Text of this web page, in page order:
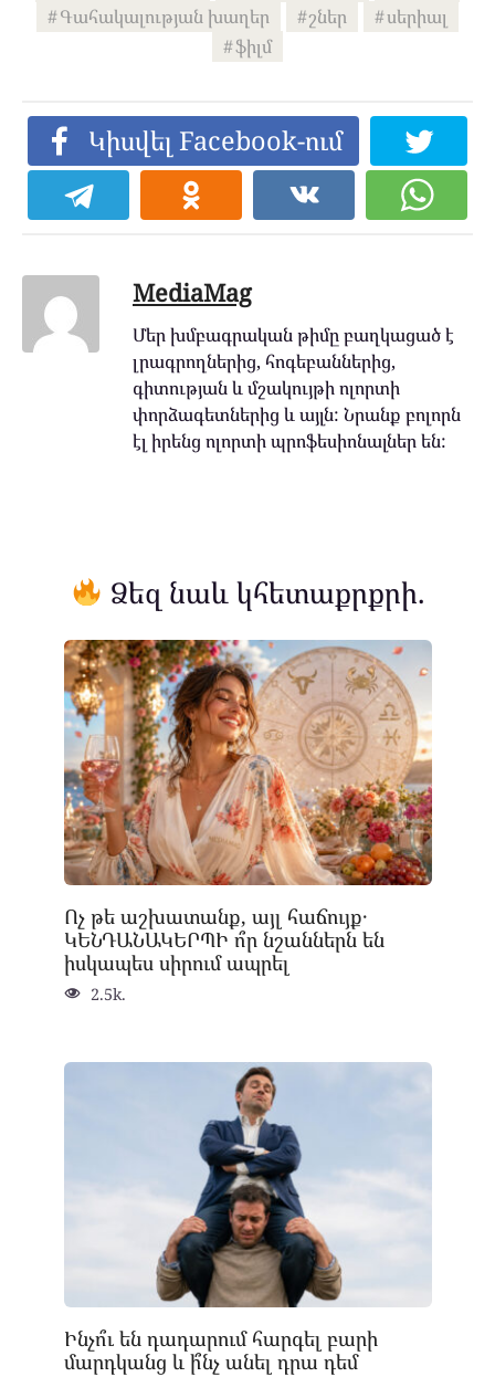
Գահակալության խաղեր
շներ
սերիալ
ֆիլմ
Կիսվել Facebook-ում
MediaMag
Մեր խմբագրական թիմը բաղկացած է
լրագրողներից, հոգեբաններից,
գիտության և մշակույթի ոլորտի
փորձագետներից և այլն: Նրանք բոլորն
էլ իրենց ոլորտի պրոֆեսիոնալներ են:
Ձեզ նաև կհետաքրքրի.
Ոչ թե աշխատանք, այլ հաճույք․
ԿԵՆԴԱՆԱԿԵՐՊԻ ո՞ր նշաններն են
իսկապես սիրում ապրել
2.5k.
Ինչո՞ւ են դադարում հարգել բարի
մարդկանց և ի՞նչ անել դրա դեմ